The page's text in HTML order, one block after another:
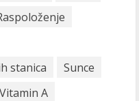
stanica
Sunce
Vitamin A